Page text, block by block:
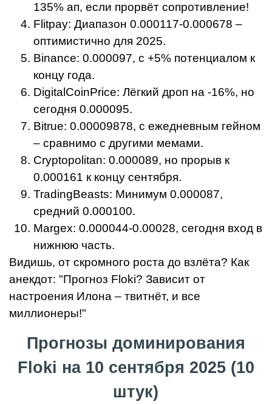
135% ап, если прорвёт сопротивление!
Flitpay: Диапазон 0.000117-0.000678 –
оптимистично для 2025.
Binance: 0.000097, с +5% потенциалом к
концу года.
DigitalCoinPrice: Лёгкий дроп на -16%, но
сегодня 0.000095.
Bitrue: 0.00009878, с ежедневным гейном
– сравнимо с другими мемами.
Cryptopolitan: 0.000089, но прорыв к
0.000161 к концу сентября.
TradingBeasts: Минимум 0.000087,
средний 0.000100.
Margex: 0.000044-0.00028, сегодня вход в
нижнюю часть.
Видишь, от скромного роста до взлёта? Как
анекдот: "Прогноз Floki? Зависит от
настроения Илона – твитнёт, и все
миллионеры!"
Прогнозы доминирования
Floki на 10 сентября 2025 (10
штук)